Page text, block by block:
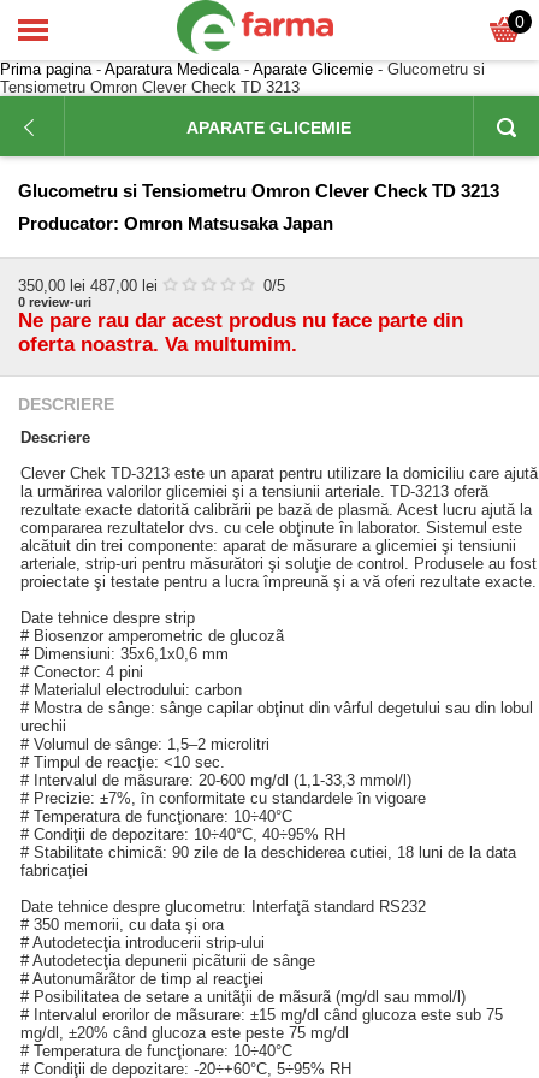
0
Prima pagina- Aparatura Medicala- Aparate Glicemie - Glucometru si
Tensiometru Omron Clever Check TD 3213
APARATE GLICEMIE
Glucometru si Tensiometru Omron Clever Check TD 3213
Producator: Omron Matsusaka Japan
350,00 lei 487,00 lei 0/5
0 review-uri
Ne pare rau dar acest produs nu face parte din
oferta noastra. Va multumim.
DESCRIERE
Descriere
Clever Chek TD-3213 este un aparat pentru utilizare la domiciliu care ajută
la urmărirea valorilor glicemiei şi a tensiunii arteriale. TD-3213 oferă
rezultate exacte datorită calibrării pe bază de plasmă. Acest lucru ajută la
compararea rezultatelor dvs. cu cele obţinute în laborator. Sistemul este
alcătuit din trei componente: aparat de măsurare a glicemiei şi tensiunii
arteriale, strip-uri pentru măsurători şi soluţie de control. Produsele au fost
proiectate şi testate pentru a lucra împreună şi a vă oferi rezultate exacte.
Date tehnice despre strip
# Biosenzor amperometric de glucozã
# Dimensiuni: 35x6,1x0,6 mm
# Conector: 4 pini
# Materialul electrodului: carbon
# Mostra de sânge: sânge capilar obţinut din vârful degetului sau din lobul
urechii
# Volumul de sânge: 1,5–2 microlitri
# Timpul de reacţie: <10 sec.
# Intervalul de mãsurare: 20-600 mg/dl (1,1-33,3 mmol/l)
# Precizie: ±7%, în conformitate cu standardele în vigoare
# Temperatura de funcţionare: 10÷40°C
# Condiţii de depozitare: 10÷40°C, 40÷95% RH
# Stabilitate chimicã: 90 zile de la deschiderea cutiei, 18 luni de la data
fabricaţiei
Date tehnice despre glucometru: Interfaţã standard RS232
# 350 memorii, cu data şi ora
# Autodetecţia introducerii strip-ului
# Autodetecţia depunerii picãturii de sânge
# Autonumãrãtor de timp al reacţiei
# Posibilitatea de setare a unitãţii de mãsurã (mg/dl sau mmol/l)
# Intervalul erorilor de mãsurare: ±15 mg/dl când glucoza este sub 75
mg/dl, ±20% când glucoza este peste 75 mg/dl
# Temperatura de funcţionare: 10÷40°C
# Condiţii de depozitare: -20÷+60°C, 5÷95% RH